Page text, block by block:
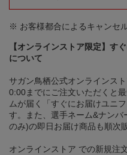
※ お客様都合によるキャンセ
【オンラインストア限定】す
について
サガン鳥栖公式オンラインス
0:00までにご注文いただくと
ムが届く「すぐにお届けユニ
す。また、選手ネーム&ナン
のみ)の即日お届け商品も順次
オンラインストア での新規注